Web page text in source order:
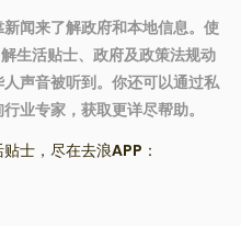
闻来了解政府和本地信息。使
生活贴士、政府及政策法规动
声音被听到。你还可以通过私
业专家，获取更详尽帮助。
士，尽在去浪APP：